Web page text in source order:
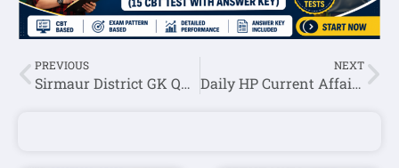
PREVIOUS
Sirmaur District GK Question Answer In English
NEXT
Daily HP Current Affairs 22 August 2023